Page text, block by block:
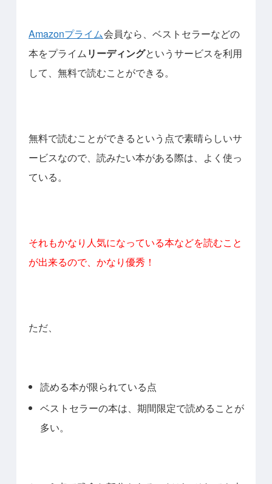
Amazonプライム会員なら、ベストセラーなどの
本をプライムリーディングというサービスを利用
して、無料で読むことができる。
無料で読むことができるという点で素晴らしいサ
ービスなので、読みたい本がある際は、よく使っ
ている。
それもかなり人気になっている本などを読むこと
が出来るので、かなり優秀！
ただ、
読める本が限られている点
ベストセラーの本は、期間限定で読めることが
多い。